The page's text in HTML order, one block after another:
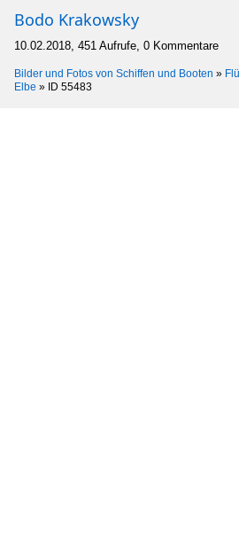
Bodo Krakowsky
10.02.2018, 451 Aufrufe, 0 Kommentare
Bilder und Fotos von Schiffen und Booten »
Elbe » ID 55483